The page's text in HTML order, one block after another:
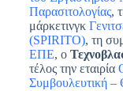
Παρασιτολογίας,
μάρκετινγκ
(SPIRITO), τη
ΕΠΕ, o
τέλος την εταιρία
Συμβουλευτική –